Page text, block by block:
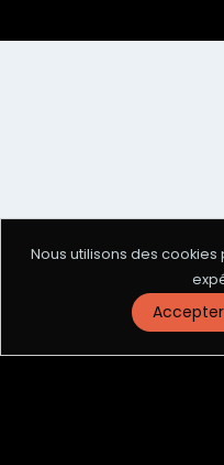
Nous utilisons des
Accepter